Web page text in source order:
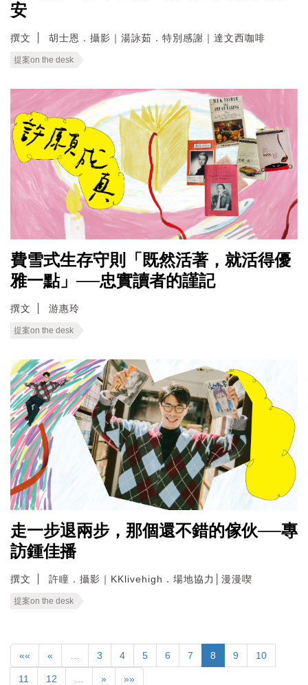
安
撰文 胡士恩．攝影｜湯詠茹．特別感謝｜達文西咖啡
提案on the desk
費雪式生存守則「既然活著，就活得優
雅一點」──忠實讀者的謹記
撰文 游惠玲
提案on the desk
走一步退兩步，那個還不錯的傢伙──專
訪鍾佳播
撰文 許瞳．攝影｜KKlivehigh．場地協力│漫漫喫
提案on the desk
«« « 3 4 5 6 7 8 9 10
11 12 » »»